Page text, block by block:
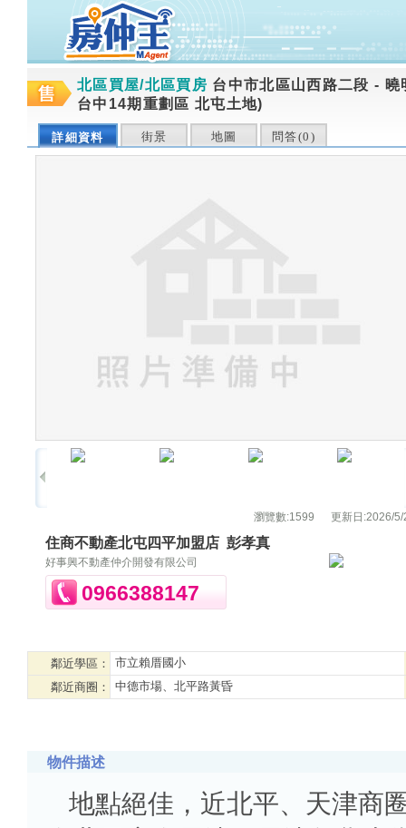
北區買屋/北區買房 台中市北區山西路二段 - 曉
台中14期重劃區 北屯土地)
詳細資料 街景 地圖 問答(0 )
瀏覽數:1599 更新日:2026/5/
住商不動產北屯四平加盟店 彭孝真
好事興不動產仲介開發有限公司
0966388147
鄰近學區：
市立賴厝國小
鄰近商圈：
中德市場、北平路黃昏
物件描述
地點絕佳，近北平、天津商